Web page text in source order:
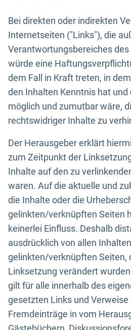
Bei direkten oder indirekten
Internetseiten ("Links"), die
Verantwortungsbereiches
würde eine
dem Fall in Kraft treten, in
den Inhalten Kenntnis hat
möglich und zumutbar wäre,
rechtswidriger Inhalte zu
Der Herausgeber erklärt
zum Zeitpunkt der
Inhalte auf den zu
waren. Auf die aktuelle und
die Inhalte oder die
gelinkten/verknüpften Seiten
keinerlei Einfluss. Deshalb
ausdrücklich von allen
gelinkten/verknüpften Seiten,
Linksetzung verändert
gilt für alle innerhalb des
gesetzten Links und
Fremdeinträge in vom